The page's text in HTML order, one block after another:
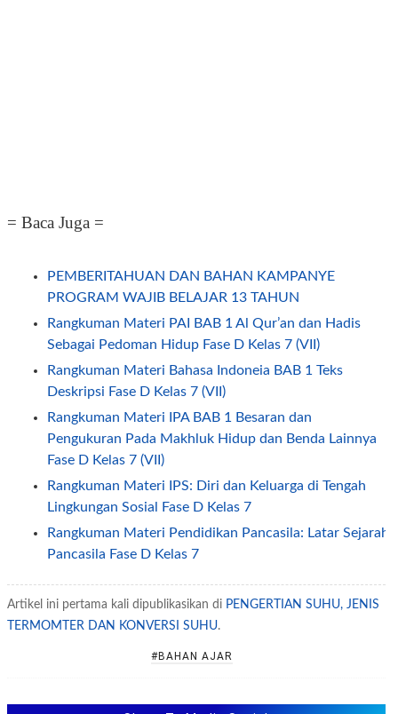
= Baca Juga =
PEMBERITAHUAN DAN BAHAN KAMPANYE
PROGRAM WAJIB BELAJAR 13 TAHUN
Rangkuman Materi PAI BAB 1 Al Qur’an dan Hadis
Sebagai Pedoman Hidup Fase D Kelas 7 (VII)
Rangkuman Materi Bahasa Indoneia BAB 1 Teks
Deskripsi Fase D Kelas 7 (VII)
Rangkuman Materi IPA BAB 1 Besaran dan
Pengukuran Pada Makhluk Hidup dan Benda Lainnya
Fase D Kelas 7 (VII)
Rangkuman Materi IPS: Diri dan Keluarga di Tengah
Lingkungan Sosial Fase D Kelas 7
Rangkuman Materi Pendidikan Pancasila: Latar Sejarah
Pancasila Fase D Kelas 7
SMK KELAS X, XI, DAN XII KURIKULUM 2013
POTENSI, PENGERTIAN DAN JENIS SUMBER DAYA
Artikel ini pertama kali dipublikasikan di PENGERTIAN SUHU, JENIS
TERMOMTER DAN KONVERSI SUHU.
#BAHAN AJAR